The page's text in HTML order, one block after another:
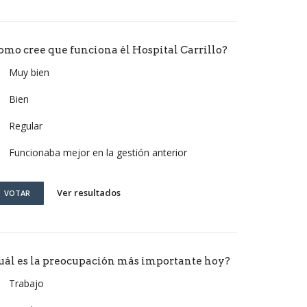
cree que funciona él Hospital Carrillo?
Muy bien
Bien
Regular
Funcionaba mejor en la gestión anterior
VOTAR Ver resultados
es la preocupación más importante hoy?
Trabajo